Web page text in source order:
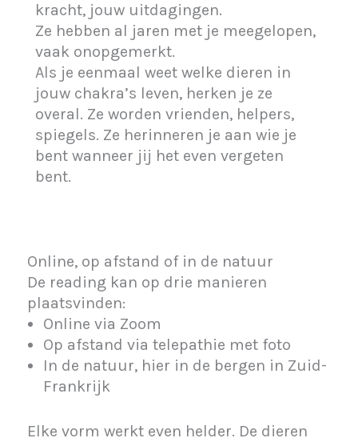
kracht, jouw uitdagingen.
Ze hebben al jaren met je meegelopen,
vaak onopgemerkt.
Als je eenmaal weet welke dieren in
jouw chakra’s leven, herken je ze
overal. Ze worden vrienden, helpers,
spiegels. Ze herinneren je aan wie je
bent wanneer jij het even vergeten
bent.
Online, op afstand of in de natuur
De reading kan op drie manieren
plaatsvinden:
Online via Zoom
Op afstand via telepathie met foto
In de natuur, hier in de bergen in Zuid-
Frankrijk
Elke vorm werkt even helder. De dieren